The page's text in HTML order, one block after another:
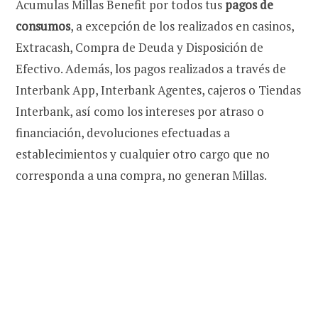
Acumulas Millas Benefit por todos tus pagos de
consumos, a excepción de los realizados en casinos,
Extracash, Compra de Deuda y Disposición de
Efectivo. Además, los pagos realizados a través de
Interbank App, Interbank Agentes, cajeros o Tiendas
Interbank, así como los intereses por atraso o
financiación, devoluciones efectuadas a
establecimientos y cualquier otro cargo que no
corresponda a una compra, no generan Millas.